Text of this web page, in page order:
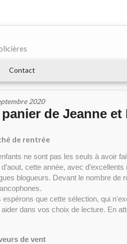
Contact
2020
de Jeanne et
de rentrée
ne sont pas les seuls à avoir
cette année, avec
blogueurs. Devant le nombre de
espérons que cette sélection, qui
dans vos choix de lecture. En
de vent